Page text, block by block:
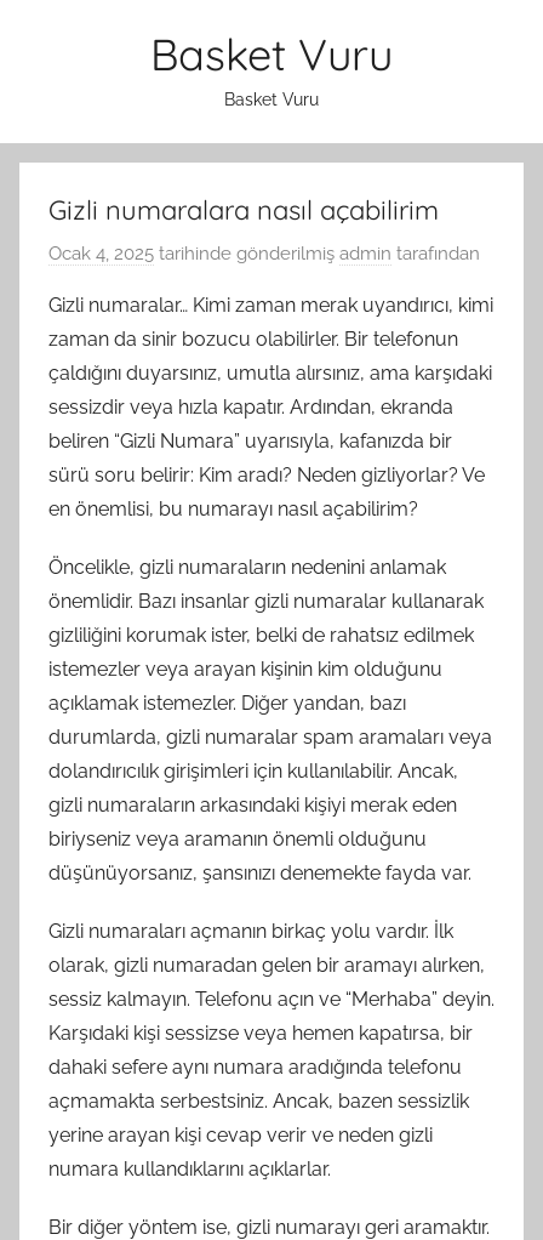
Basket Vuru
Basket Vuru
Gizli numaralara nasıl açabilirim
Ocak 4, 2025 tarihinde gönderilmiş admin tarafından
Gizli numaralar… Kimi zaman merak uyandırıcı, kimi
zaman da sinir bozucu olabilirler. Bir telefonun
çaldığını duyarsınız, umutla alırsınız, ama karşıdaki
sessizdir veya hızla kapatır. Ardından, ekranda
beliren “Gizli Numara” uyarısıyla, kafanızda bir
sürü soru belirir: Kim aradı? Neden gizliyorlar? Ve
en önemlisi, bu numarayı nasıl açabilirim?
Öncelikle, gizli numaraların nedenini anlamak
önemlidir. Bazı insanlar gizli numaralar kullanarak
gizliliğini korumak ister, belki de rahatsız edilmek
istemezler veya arayan kişinin kim olduğunu
açıklamak istemezler. Diğer yandan, bazı
durumlarda, gizli numaralar spam aramaları veya
dolandırıcılık girişimleri için kullanılabilir. Ancak,
gizli numaraların arkasındaki kişiyi merak eden
biriyseniz veya aramanın önemli olduğunu
düşünüyorsanız, şansınızı denemekte fayda var.
Gizli numaraları açmanın birkaç yolu vardır. İlk
olarak, gizli numaradan gelen bir aramayı alırken,
sessiz kalmayın. Telefonu açın ve “Merhaba” deyin.
Karşıdaki kişi sessizse veya hemen kapatırsa, bir
dahaki sefere aynı numara aradığında telefonu
açmamakta serbestsiniz. Ancak, bazen sessizlik
yerine arayan kişi cevap verir ve neden gizli
numara kullandıklarını açıklarlar.
Bir diğer yöntem ise, gizli numarayı geri aramaktır.